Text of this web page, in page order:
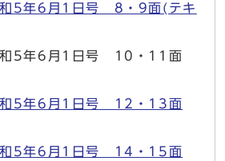
5年6月1日号 8・9面(テキ
5年6月1日号 10・11面
5年6月1日号 12・13面
5年6月1日号 14・15面